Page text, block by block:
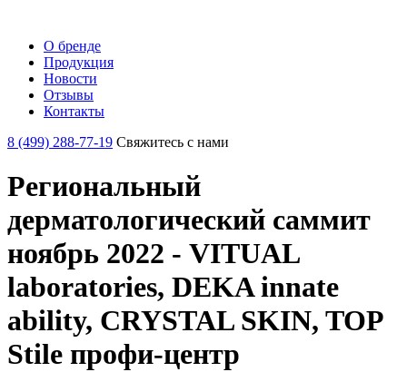
О бренде
Продукция
Новости
Отзывы
Контакты
8 (499) 288-77-19 Свяжитесь с нами
Региональный
дерматологический саммит
ноябрь 2022 - VITUAL
laboratories, DEKA innate
ability, CRYSTAL SKIN, TOP
Stile профи-центр